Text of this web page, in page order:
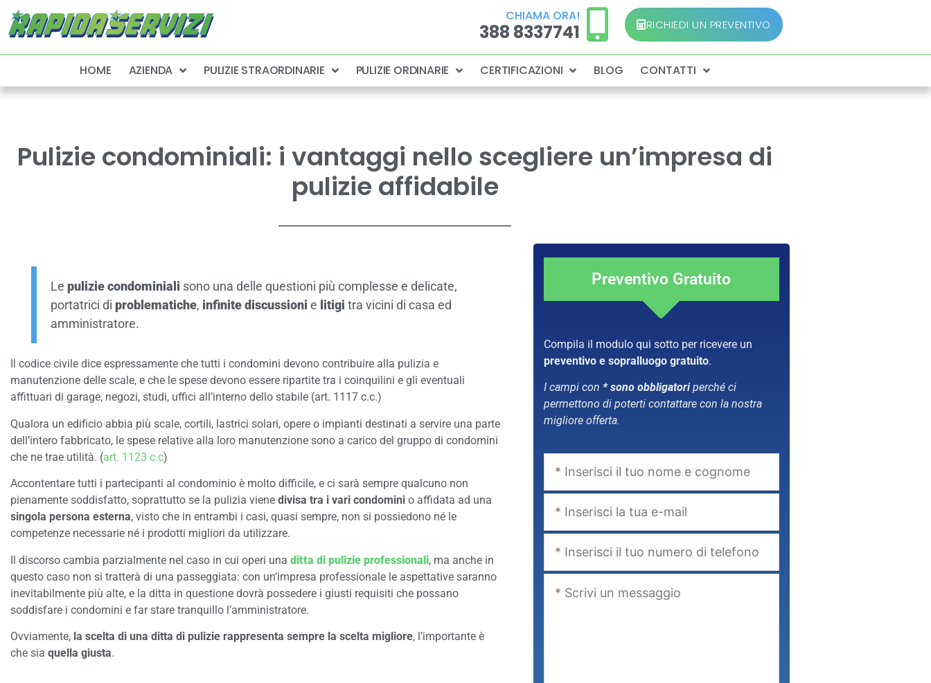
CHIAMA ORA!
388 8337741 RICHIEDI UN PREVENTIVO
HOME AZIENDA PULIZIE STRAORDINARIE PULIZIE ORDINARIE CERTIFICAZIONI BLOG CONTATTI
Pulizie condominiali: i vantaggi nello scegliere un’impresa di
pulizie affidabile
Le pulizie condominiali sono una delle questioni più complesse e delicate,
portatrici di problematiche, infinite discussioni e litigi tra vicini di casa ed
amministratore.
Il codice civile dice espressamente che tutti i condomini devono contribuire alla pulizia e
manutenzione delle scale, e che le spese devono essere ripartite tra i coinquilini e gli eventuali
affittuari di garage, negozi, studi, uffici all’interno dello stabile (art. 1117 c.c.)
Qualora un edificio abbia più scale, cortili, lastrici solari, opere o impianti destinati a servire una parte
dell’intero fabbricato, le spese relative alla loro manutenzione sono a carico del gruppo di condomini
che ne trae utilità. (art. 1123 c.c)
Accontentare tutti i partecipanti al condominio è molto difficile, e ci sarà sempre qualcuno non
pienamente soddisfatto, soprattutto se la pulizia viene divisa tra i vari condomini o affidata ad una
singola persona esterna, visto che in entrambi i casi, quasi sempre, non si possiedono né le
competenze necessarie né i prodotti migliori da utilizzare.
Il discorso cambia parzialmente nel caso in cui operi una ditta di pulizie professionali, ma anche in
questo caso non si tratterà di una passeggiata: con un’impresa professionale le aspettative saranno
inevitabilmente più alte, e la ditta in questione dovrà possedere i giusti requisiti che possano
soddisfare i condomini e far stare tranquillo l’amministratore.
Ovviamente, la scelta di una ditta di pulizie rappresenta sempre la scelta migliore, l’importante è
che sia quella giusta.
Preventivo Gratuito
Compila il modulo qui sotto per ricevere un
preventivo e sopralluogo gratuito.
I campi con * sono obbligatoriperché ci
permettono di poterti contattare con la nostra
migliore offerta.